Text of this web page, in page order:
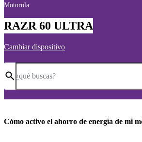
Motorola
RAZR 60 ULTRA
Cambiar dispositivo
¿qué buscas?
Cómo activo el ahorro de energía de mi